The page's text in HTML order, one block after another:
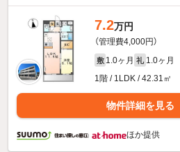
7.2万円
（管理費4,000円）
敷 1.0ヶ月 礼 1.0ヶ月
1階 / 1LDK / 42.31㎡
物件詳細を見る
ほか提供